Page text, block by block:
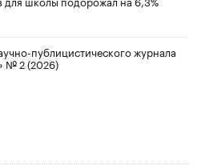
публицистического журнала
№ 2 (2026)